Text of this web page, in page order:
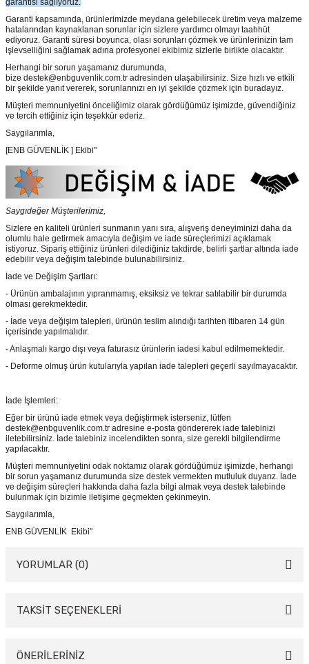
garantisi sağlıyoruz.
Garanti kapsamında, ürünlerimizde meydana gelebilecek üretim veya malzeme
hatalarından kaynaklanan sorunlar için sizlere yardımcı olmayı taahhüt
ediyoruz. Garanti süresi boyunca, olası sorunları çözmek ve ürünlerinizin tam
işlevselliğini sağlamak adına profesyonel ekibimiz sizlerle birlikte olacaktır.
Herhangi bir sorun yaşamanız durumunda,
bize destek@enbguvenlik.com.tr adresinden ulaşabilirsiniz. Size hızlı ve etkili
bir şekilde yanıt vererek, sorunlarınızı en iyi şekilde çözmek için buradayız.
Müşteri memnuniyetini önceliğimiz olarak gördüğümüz işimizde, güvendiğiniz
ve tercih ettiğiniz için teşekkür ederiz.
Saygılarımla,
[ENB GÜVENLİK ] Ekibi"
Saygıdeğer Müşterilerimiz,
Sizlere en kaliteli ürünleri sunmanın yanı sıra, alışveriş deneyiminizi daha da
olumlu hale getirmek amacıyla değişim ve iade süreçlerimizi açıklamak
istiyoruz. Sipariş ettiğiniz ürünleri dilediğiniz takdirde, belirli şartlar altında iade
edebilir veya değişim talebinde bulunabilirsiniz.
İade ve Değişim Şartları:
- Ürünün ambalajının yıpranmamış, eksiksiz ve tekrar satılabilir bir durumda
olması gerekmektedir.
- İade veya değişim talepleri, ürünün teslim alındığı tarihten itibaren 14 gün
içerisinde yapılmalıdır.
- Anlaşmalı kargo dışı veya faturasız ürünlerin iadesi kabul edilmemektedir.
- Deforme olmuş ürün kutularıyla yapılan iade talepleri geçerli sayılmayacaktır.
İade İşlemleri:
Eğer bir ürünü iade etmek veya değiştirmek isterseniz, lütfen
destek@enbguvenlik.com.tr adresine e-posta göndererek iade talebinizi
iletebilirsiniz. İade talebiniz incelendikten sonra, size gerekli bilgilendirme
yapılacaktır.
Müşteri memnuniyetini odak noktamız olarak gördüğümüz işimizde, herhangi
bir sorun yaşamanız durumunda size destek vermekten mutluluk duyarız. İade
ve değişim süreçleri hakkında daha fazla bilgi almak veya destek talebinde
bulunmak için bizimle iletişime geçmekten çekinmeyin.
Saygılarımla,
ENB GÜVENLİK Ekibi"
YORUMLAR (0)
Bu ürüne ilk yorumu siz yapın!
TAKSİT SEÇENEKLERİ
ÖNERİLERİNİZ